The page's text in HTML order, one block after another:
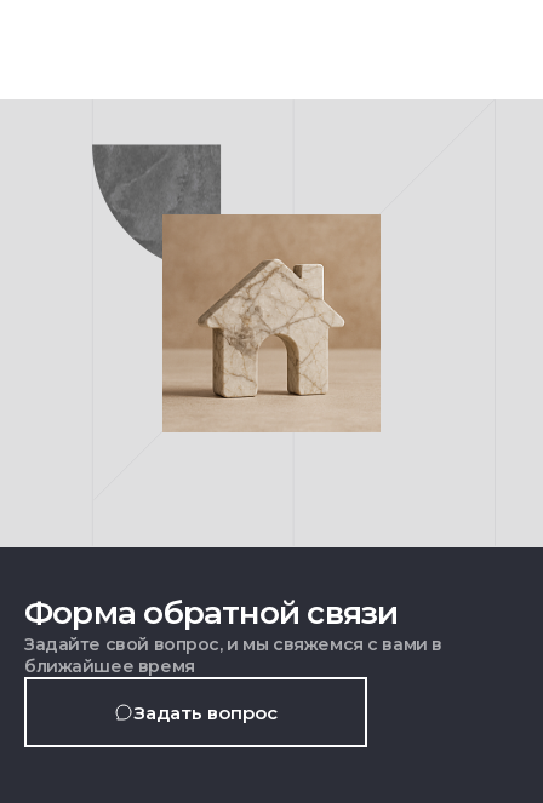
Форма обратной связи
Задайте свой вопрос, и мы свяжемся с вами в
ближайшее время
Задать вопрос